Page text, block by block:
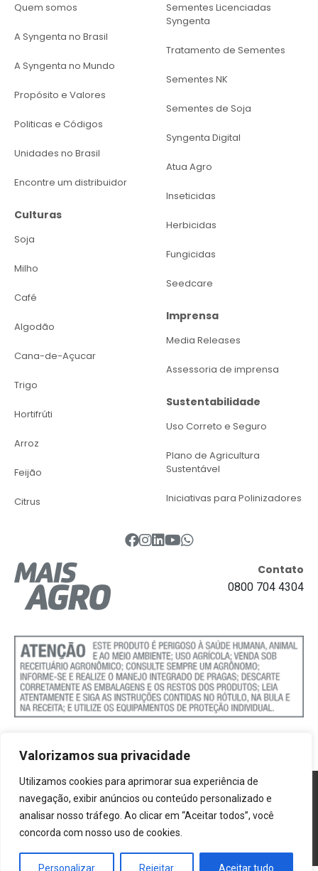
Valorizamos sua privacidade
Utilizamos cookies para aprimorar sua experiência de
navegação, exibir anúncios ou conteúdo personalizado e
analisar nosso tráfego. Ao clicar em “Aceitar todos”, você
concorda com nosso uso de cookies.
Personalizar Rejeitar Aceitar tudo
Quem somos
A Syngenta no Brasil
A Syngenta no Mundo
Propósito e Valores
Politicas e Códigos
Unidades no Brasil
Encontre um distribuidor
Culturas
Soja
Milho
Café
Algodão
Cana-de-Açucar
Trigo
Hortifrúti
Arroz
Feijão
Citrus
Sementes Licenciadas
Syngenta
Tratamento de Sementes
Sementes NK
Sementes de Soja
Syngenta Digital
Atua Agro
Inseticidas
Herbicidas
Fungicidas
Seedcare
Imprensa
Media Releases
Assessoria de imprensa
Sustentabilidade
Uso Correto e Seguro
Plano de Agricultura
Sustentável
Iniciativas para Polinizadores
Contato
0800 704 4304
Política de Cookies
Termos e Condições